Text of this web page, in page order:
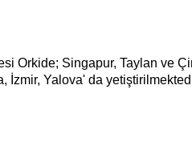
Orkide; Singapur, Taylan ve
İzmir, Yalova' da